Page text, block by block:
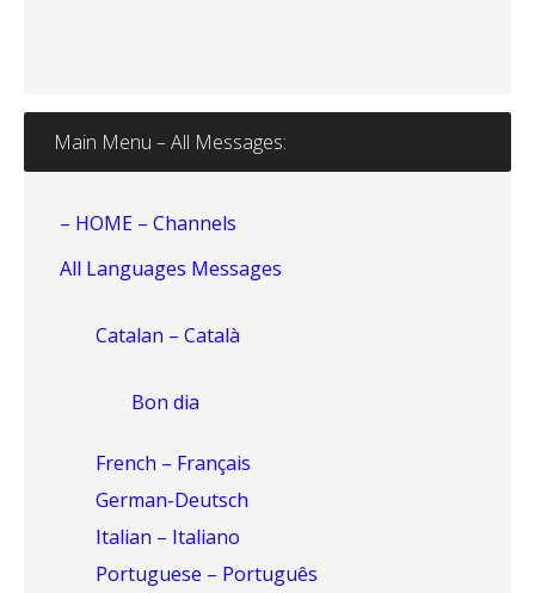
Main Menu – All Messages:
– HOME – Channels
All Languages Messages
Catalan – Català
Bon dia
French – Français
German-Deutsch
Italian – Italiano
Portuguese – Português